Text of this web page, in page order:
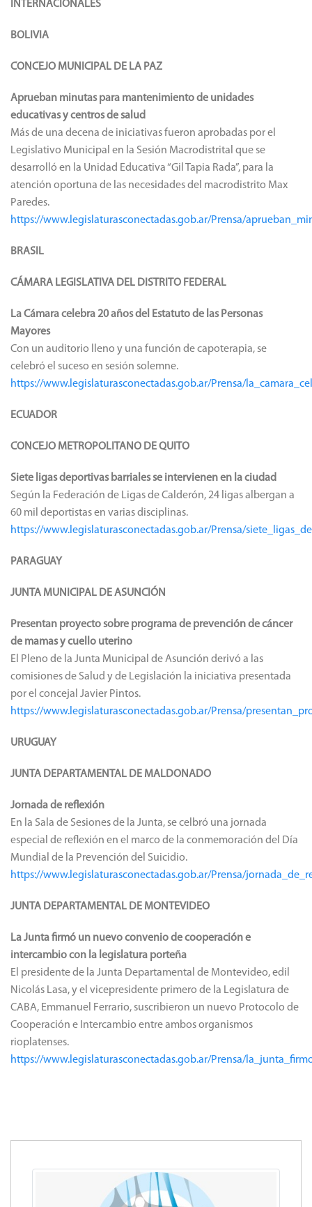
INTERNACIONALES
BOLIVIA
CONCEJO MUNICIPAL DE LA PAZ
Aprueban minutas para mantenimiento de unidades
educativas y centros de salud
Más de una decena de iniciativas fueron aprobadas por el
Legislativo Municipal en la Sesión Macrodistrital que se
desarrolló en la Unidad Educativa “Gil Tapia Rada”, para la
atención oportuna de las necesidades del macrodistrito Max
Paredes.
https://www.legislaturasconectadas.gob.ar/Prensa/
BRASIL
CÁMARA LEGISLATIVA DEL DISTRITO FEDERAL
La Cámara celebra 20 años del Estatuto de las Personas
Mayores
Con un auditorio lleno y una función de capoterapia, se
celebró el suceso en sesión solemne.
https://www.legislaturasconectadas.gob.ar/Prensa/
ECUADOR
CONCEJO METROPOLITANO DE QUITO
Siete ligas deportivas barriales se intervienen en la ciudad
Según la Federación de Ligas de Calderón, 24 ligas albergan a
60 mil deportistas en varias disciplinas.
https://www.legislaturasconectadas.gob.ar/Prensa/
PARAGUAY
JUNTA MUNICIPAL DE ASUNCIÓN
Presentan proyecto sobre programa de prevención de cáncer
de mamas y cuello uterino
El Pleno de la Junta Municipal de Asunción derivó a las
comisiones de Salud y de Legislación la iniciativa presentada
por el concejal Javier Pintos.
https://www.legislaturasconectadas.gob.ar/Prensa/
URUGUAY
JUNTA DEPARTAMENTAL DE MALDONADO
Jornada de reflexión
En la Sala de Sesiones de la Junta, se celbró una jornada
especial de reflexión en el marco de la conmemoración del Día
Mundial de la Prevención del Suicidio.
https://www.legislaturasconectadas.gob.ar/Prensa/
JUNTA DEPARTAMENTAL DE MONTEVIDEO
La Junta firmó un nuevo convenio de cooperación e
intercambio con la legislatura porteña
El presidente de la Junta Departamental de Montevideo, edil
Nicolás Lasa, y el vicepresidente primero de la Legislatura de
CABA, Emmanuel Ferrario, suscribieron un nuevo Protocolo de
Cooperación e Intercambio entre ambos organismos
rioplatenses.
https://www.legislaturasconectadas.gob.ar/Prensa/